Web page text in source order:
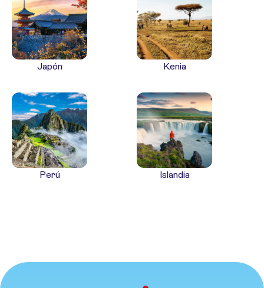
Japón Kenia
Perú Islandia